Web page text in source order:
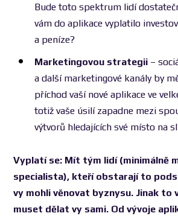
Bude toto spektrum lidí
vám do aplikace vyplatilo
a peníze?
Marketingovou strategii –
a další marketingové kanály by
příchod vaší nové aplikace ve
totiž vaše úsilí zapadne mezi
výtvorů hledajících své místo na
Vyplatí se: Mít tým lidí (minimálně
specialista), kteří obstarají to
vy mohli věnovat byznysu. Jinak to
muset dělat vy sami. Od vývoje